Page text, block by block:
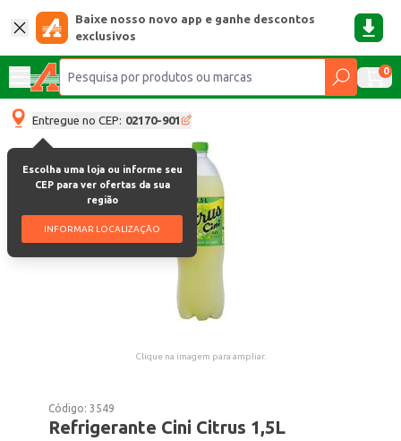
Baixe nosso novo app e ganhe descontos
exclusivos
0
Entregue no CEP: 02170-901
Escolha uma loja ou informe seu
CEP para ver ofertas da sua
região
INFORMAR LOCALIZAÇÃO
Clique na imagem para ampliar.
Código:3549
Refrigerante Cini Citrus 1,5L